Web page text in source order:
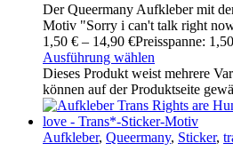
Der Queermany Aufkleber mit
Motiv "Sorry i can't talk right
1 ,50 € – 14,90 €Preisspanne: 1 ,50
Ausführung wählen
Dieses Produkt weist mehrere
können auf der Produktseite
Aufkleber, Queermany, Sticker,